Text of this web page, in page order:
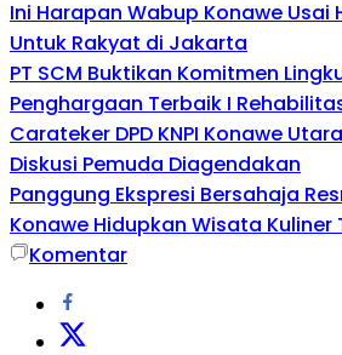
Ini Harapan Wabup Konawe Usai
Untuk Rakyat di Jakarta
PT SCM Buktikan Komitmen
Penghargaan Terbaik I
Carateker DPD KNPI Konawe
Diskusi Pemuda Diagendakan
Panggung Ekspresi Bersahaja
Konawe Hidupkan Wisata Kuliner
Komentar